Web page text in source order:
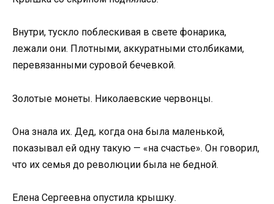
Внутри, тускло поблескивая в свете фонарика,
лежали они. Плотными, аккуратными столбиками,
перевязанными суровой бечевкой.
Золотые монеты. Николаевские червонцы.
Она знала их. Дед, когда она была маленькой,
показывал ей одну такую — «на счастье». Он говорил,
что их семья до революции была не бедной.
Елена Сергеевна опустила крышку.